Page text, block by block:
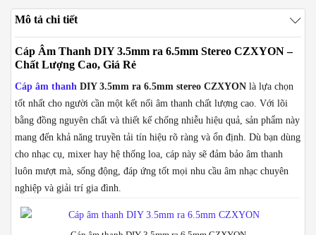
Guitar,
Mixer
từ
đến
50m
số
lượng
Mô tả chi tiết
Cáp Âm Thanh DIY 3.5mm ra 6.5mm Stereo CZXYON –
Chất Lượng Cao, Giá Rẻ
Cáp âm thanh DIY 3.5mm ra 6.5mm stereo CZXYON là lựa chọn
tốt nhất cho người cần một kết nối âm thanh chất lượng cao. Với lõi
bằng đồng nguyên chất và thiết kế chống nhiễu hiệu quả, sản phẩm này
mang đến khả năng truyền tải tín hiệu rõ ràng và ổn định. Dù bạn dùng
cho nhạc cụ, mixer hay hệ thống loa, cáp này sẽ đảm bảo âm thanh
luôn mượt mà, sống động, đáp ứng tốt mọi nhu cầu âm nhạc chuyên
nghiệp và giải trí gia đình.